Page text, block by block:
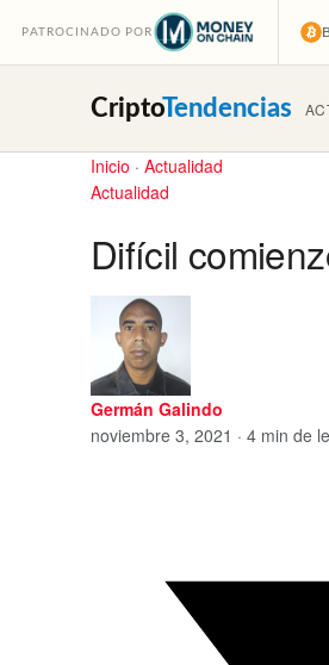
PATROCINADO POR
CriptoTendencias
Inicio · Actualidad
Actualidad
Difícil
Germán Galindo
noviembre 3, 2021 · 4 min de